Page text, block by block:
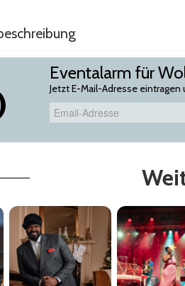
Eventalarm für
Jetzt E-Mail-Adresse